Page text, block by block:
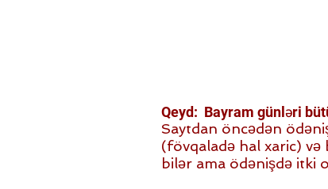
Qeyd: Bayram günləri
Saytdan öncədən
(fövqaladə hal xaric) və
bilər ama ödənişdə itki